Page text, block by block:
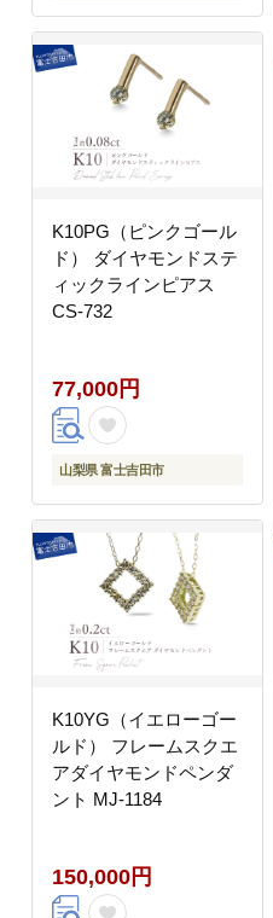
K10PG（ピンクゴール
ド） ダイヤモンドステ
ィックラインピアス
CS-732
77,000円
山梨県 富士吉田市
K10YG（イエローゴー
ルド） フレームスクエ
アダイヤモンドペンダ
ント MJ-1184
150,000円